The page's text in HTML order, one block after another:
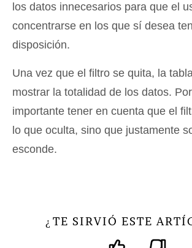
los datos innecesarios para que el
concentrarse en los que sí desea
disposición.
Una vez que el filtro se quita, la
mostrar la totalidad de los datos.
importante tener en cuenta que el
lo que oculta, sino que justamente
esconde.
¿ TE SIRVIÓ ESTE